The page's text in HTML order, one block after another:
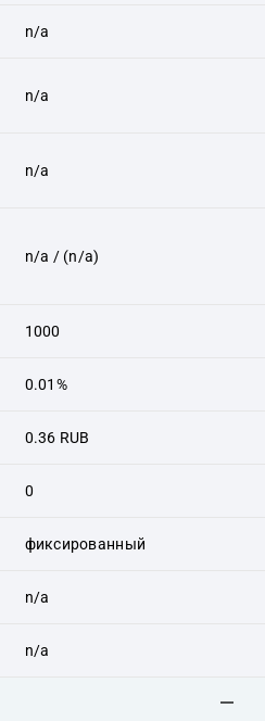
n/a
n/a
n/a
n/a / (n/a)
1000
0.01%
0.36 RUB
0
фиксированный
n/a
n/a